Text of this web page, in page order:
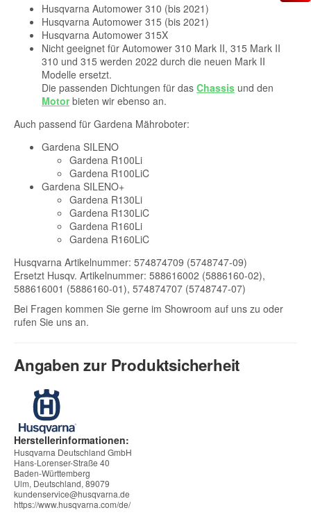
Husqvarna Automower 310 (bis 2021)
Husqvarna Automower 315 (bis 2021)
Husqvarna Automower 315X
Nicht geeignet für Automower 310 Mark II, 315 Mark II
310 und 315 werden 2022 durch die neuen Mark II
Modelle ersetzt.
Die passenden Dichtungen für das Chassis und den
Motorbieten wir ebenso an.
Auch passend für Gardena Mähroboter:
Gardena SILENO
Gardena R100Li
Gardena R100LiC
Gardena SILENO+
Gardena R130Li
Gardena R130LiC
Gardena R160Li
Gardena R160LiC
Husqvarna Artikelnummer: 574874709 (5748747-09)
Ersetzt Husqv. Artikelnummer: 588616002 (5886160-02),
588616001 (5886160-01), 574874707 (5748747-07)
Bei Fragen kommen Sie gerne im Showroom auf uns zu oder
rufen Sie uns an.
Angaben zur Produktsicherheit
Herstellerinformationen:
Husqvarna Deutschland GmbH
Hans-Lorenser-Straße 40
Baden-Württemberg
Ulm, Deutschland, 89079
kundenservice@husqvarna.de
https://www.husqvarna.com/de/